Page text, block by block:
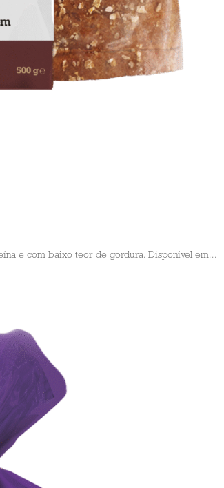
e com baixo teor de gordura. Disponível em...